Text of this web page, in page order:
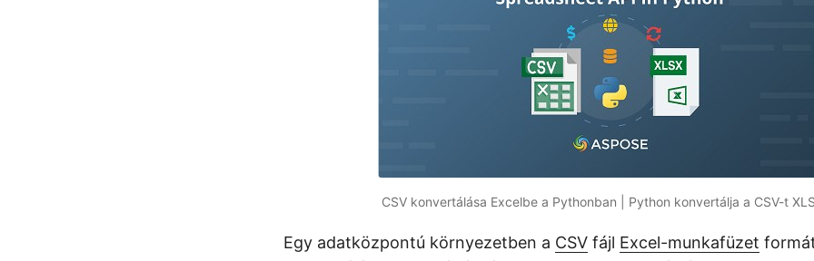
CSV konvertálása Excelbe a Pythonban | Python konvertálja a CSV-t
Egy adatközpontú környezetben a CSV fájl Excel-munkafüzet